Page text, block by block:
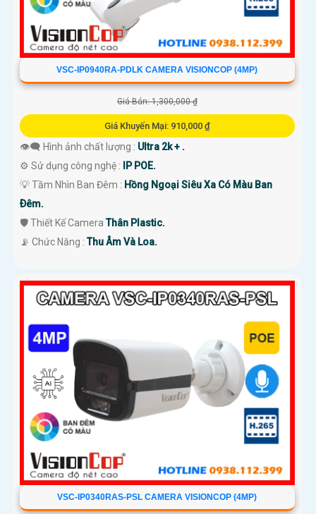
VSC-IP0940RA-PDLK CAMERA VISIONCOP (4MP)
Giá Bán: 1,300,000 ₫
Giá Khuyến Mại: 910,000 ₫
👁️‍🗨 Hình ảnh chất lượng : Ultra 2k + .
⚙ Sử dụng công nghệ : IP POE.
💡 Tầm Nhìn Ban Đêm : Hồng Ngoại Siêu Xa Có Màu Ban
Ðêm.
🛡 Thiết Kế CameraThân Plastic.
️📡 Chức Năng :Thu Âm Và Loa.
VSC-IP0340RAS-PSL CAMERA VISIONCOP (4MP)